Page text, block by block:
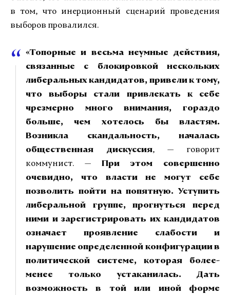
в том, что инерционный сценарий проведения
выборов провалился.
«Топорные и весьма неумные действия,
связанные с блокировкой нескольких
либеральных кандидатов, привели к тому,
что выборы стали привлекать к себе
чрезмерно много внимания, гораздо
больше, чем хотелось бы властям.
Возникла скандальность, началась
общественная дискуссия, — говорит
коммунист. — При этом совершенно
очевидно, что власти не могут себе
позволить пойти на попятную. Уступить
либеральной группе, прогнуться перед
ними и зарегистрировать их кандидатов
означает проявление слабости и
нарушение определенной конфигурации в
политической системе, которая более-
менее только устаканилась. Дать
возможность в той или иной форме